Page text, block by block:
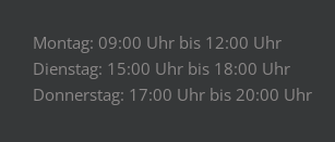
Montag: 09:00 Uhr bis 12:00 Uhr
Dienstag: 15:00 Uhr bis 18:00 Uhr
Donnerstag: 17:00 Uhr bis 20:00 Uhr